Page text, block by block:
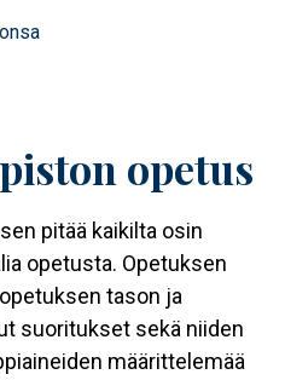
opetus
pitää kaikilta osin
opetusta. Opetuksen
tason ja
suoritukset sekä niiden
määrittelemää